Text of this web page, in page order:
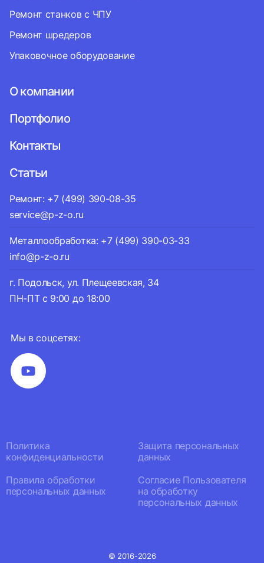
Мы в соцсетях:
Ремонт станков с ЧПУ
Ремонт шредеров
Упаковочное оборудование
О компании
Портфолио
Контакты
Статьи
Ремонт: +7 (499) 390-08-35
service@p-z-o.ru
Металлообработка: +7 (499) 390-03-33
info@p-z-o.ru
г. Подольск, ул. Плещеевская, 34
ПН-ПТ с 9:00 до 18:00
Политика
конфиденциальности
Защита персональных
данных
Правила обработки
персональных данных
Согласие Пользователя
на обработку
персональных данных
© 2016-2026